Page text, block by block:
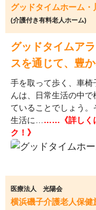
グッドタイムホーム・
(介護付き有料老人ホーム)
グッドタイムア
スを通じて、豊
手を取って歩く、車
んは、日常生活の中
ていることでしょう
生活に… ……《詳しく
ク！》
医療法人 光陽会
横浜磯子介護老人保健